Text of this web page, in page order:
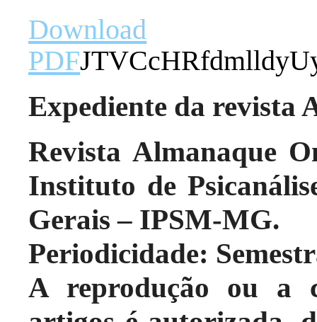
Download
PDF
Expediente da revista
Revista Almanaque
Instituto de
Gerais – IPSM-MG.
Periodicidade:
A reprodução ou a